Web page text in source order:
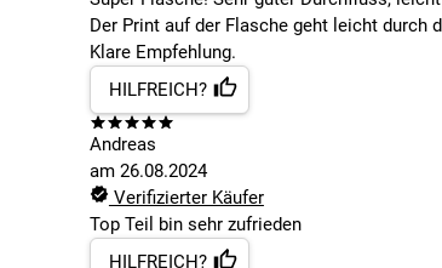
Der Print auf der Flasche geht leicht durch
Klare Empfehlung.
HILFREICH?
Andreas
am 26.08.2024
Verifizierter Käufer
Top Teil bin sehr zufrieden
HILFREICH?